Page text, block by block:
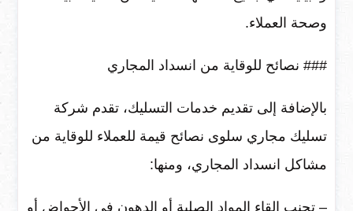
وصحة العملاء.
### نصائح للوقاية من انسداد المجاري
بالإضافة إلى تقديم خدمات التسليك، تقدم شركة
تسليك مجاري سلوى نصائح قيمة للعملاء للوقاية من
مشاكل انسداد المجاري، ومنها:
– تجنب إلقاء المواد الصلبة أو الدهون في الأحواض أو